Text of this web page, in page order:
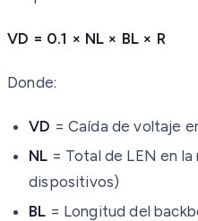
VD = 0.1 × NL × BL × R
Donde:
VD = Caída de voltaje
NL = Total de LEN en
dispositivos)
BL = Longitud del